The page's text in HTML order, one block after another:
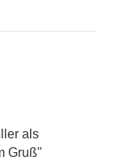
als
Gruß"